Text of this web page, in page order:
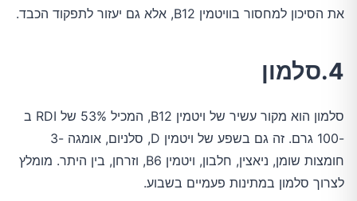
את הסיכון למחסור בוויטמין B12, אלא גם יעזור לתפקוד הכבד.
4.סלמון
סלמון הוא מקור עשיר של ויטמין B12, המכיל 53% של RDI ב
-100 גרם. זה גם בשפע של ויטמין D, סלניום, אומגה -3
חומצות שומן, ניאצין, חלבון, ויטמין B6, וזרחן, בין היתר. מומלץ
לצרוך סלמון במתינות פעמיים בשבוע.